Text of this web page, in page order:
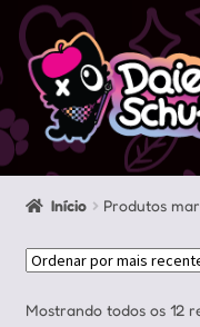
Pular
para
navegação
Pular
para
conteúdo
Início Produtos
Mostrando todos os 12